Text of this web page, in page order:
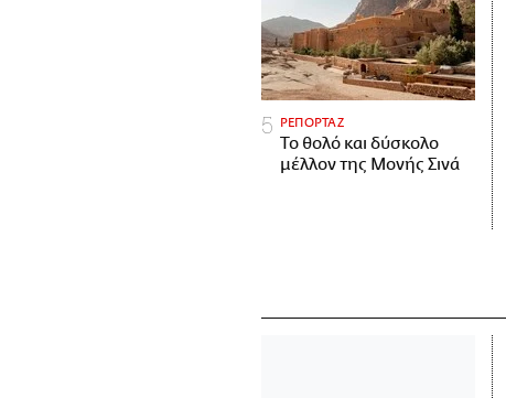
ΡΕΠΟΡΤΑΖ
Το θολό και δύσκολο
μέλλον της Μονής Σινά